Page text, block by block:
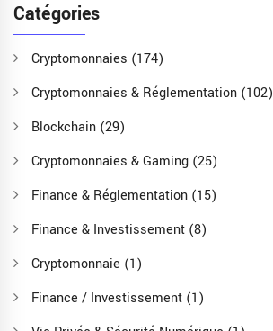
Catégories
Cryptomonnaies (174)
Cryptomonnaies & Réglementation (102)
Blockchain (29)
Cryptomonnaies & Gaming (25)
Finance & Réglementation (15)
Finance & Investissement (8)
Cryptomonnaie (1)
Finance / Investissement (1)